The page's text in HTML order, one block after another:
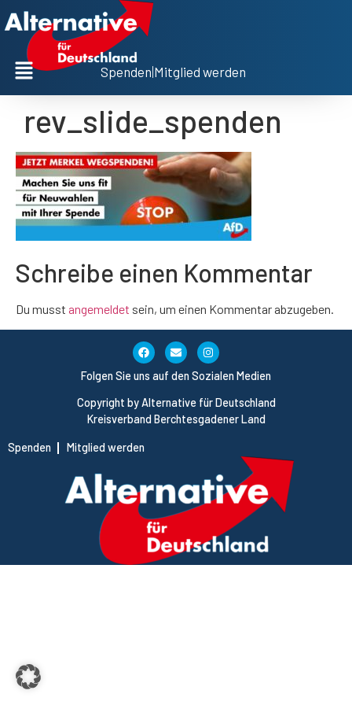
Spenden Mitglied werden
rev_slide_spenden
Schreibe einen Kommentar
Du musst angemeldet sein, um einen Kommentar abzugeben.
Copyright by Alternative für Deutschland
Kreisverband Berchtesgadener Land
Spenden Mitglied werden
Folgen Sie uns auf den Sozialen Medien